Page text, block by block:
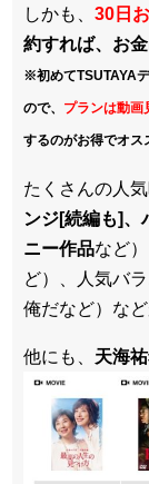
しかも、 30日
約すれば、お
※初めてTSUTAYA
ので、 プランは動画
するのがお得でオス
たくさんの人
ンジ[続編も]、
ニー作品など
ど）、人気バ
俺だなど）な
他にも、 天海